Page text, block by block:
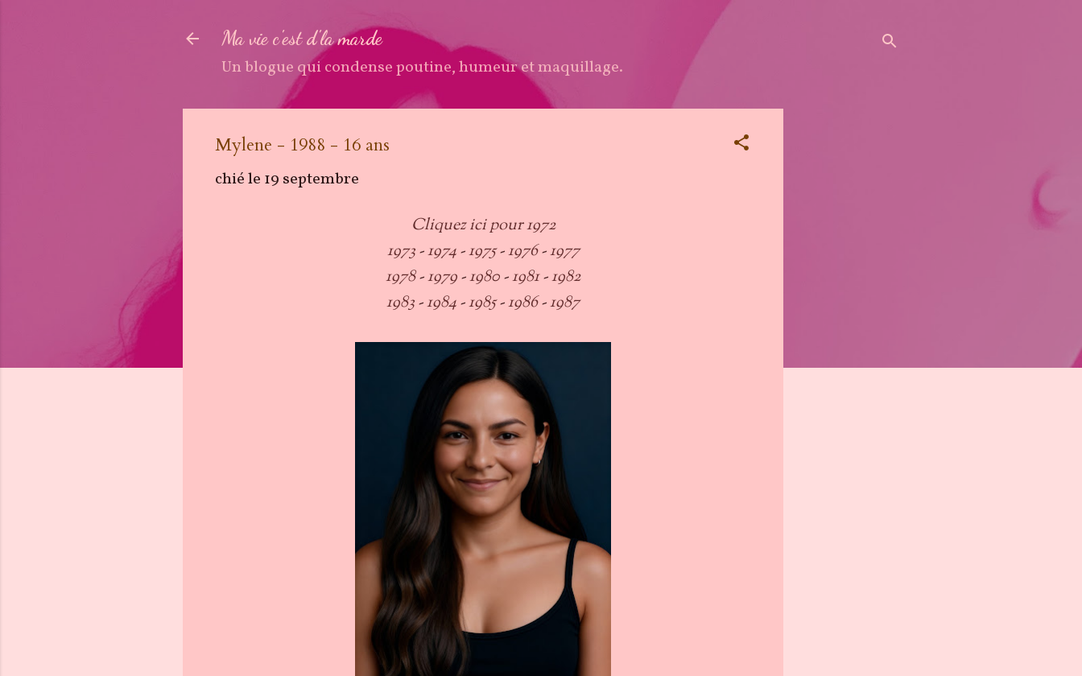
Ma vie c'est d'la marde
Un blogue qui condense poutine, humeur et maquillage.
Mylene - 1988 - 16 ans
chié le 19 septembre
Cliquez ici pour 1972
1973-1974-1975-1976-1977
1978-1979-1980-1981-1982
1983-1984-1985-1986-1987